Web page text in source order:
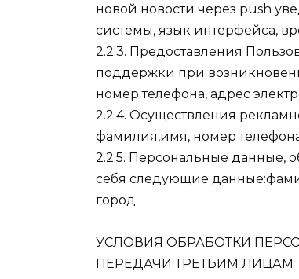
новой новости через push
системы, язык интерфейса,
2.2.3. Предоставления
поддержки при
номер телефона, адрес
2.2.4. Осуществления
фамилия,имя, номер
2.2.5. Персональные данные,
себя следующие
город.
УСЛОВИЯ ОБРАБОТКИ
ПЕРЕДАЧИ ТРЕТЬИМ ЛИЦАМ